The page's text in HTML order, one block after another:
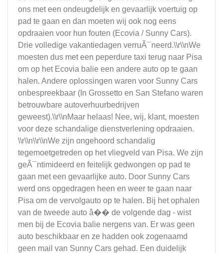
ons met een ondeugdelijk en gevaarlijk voertuig op
pad te gaan en dan moeten wij ook nog eens
opdraaien voor hun fouten (Ecovia / Sunny Cars).
Drie volledige vakantiedagen verruÃ¯neerd.\\r\\nWe
moesten dus met een peperdure taxi terug naar Pisa
om op het Ecovia balie een andere auto op te gaan
halen. Andere oplossingen waren voor Sunny Cars
onbespreekbaar (In Grossetto en San Stefano waren
betrouwbare autoverhuurbedrijven
geweest).\\r\\nMaar helaas! Nee, wij, klant, moesten
voor deze schandalige dienstverlening opdraaien.
\\r\\n\\r\\nWe zijn ongehoord schandalig
tegemoetgetreden op het vliegveld van Pisa. We zijn
geÃ¯ntimideerd en feitelijk gedwongen op pad te
gaan met een gevaarlijke auto. Door Sunny Cars
werd ons opgedragen heen en weer te gaan naar
Pisa om de vervolgauto op te halen. Bij het ophalen
van de tweede auto â�� de volgende dag - wist
men bij de Ecovia balie nergens van. Er was geen
auto beschikbaar en ze hadden ook zogenaamd
geen mail van Sunny Cars gehad. Een duidelijk